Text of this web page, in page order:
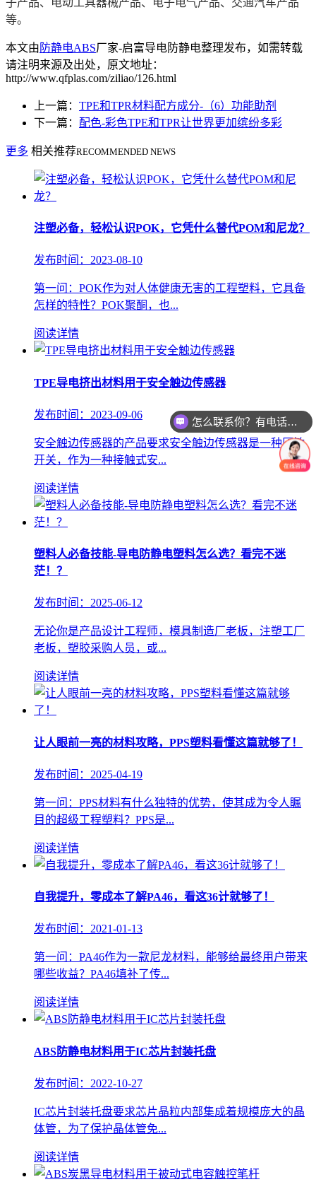
等。
本文由 防静电ABS厂家-启富导电防静电整理发布，如需转载
请注明来源及出处，原文地址：
http://www.qfplas.com/ziliao/126.html
上一篇： TPE和TPR材料配方成分-（6）功能助剂
下一篇： 配色-彩色TPE和TPR让世界更加缤纷多彩
更多 相关推荐RECOMMENDED NEWS
注塑必备，轻松认识POK，它凭什么替代POM和尼龙？
发布时间：2023-08-10
第一问：POK作为对人体健康无害的工程塑料，它具备
怎样的特性？POK聚酮，也...
阅读详情
TPE导电挤出材料用于安全触边传感器
发布时间：2023-09-06
安全触边传感器的产品要求安全触边传感器是一种压敏
开关，作为一种接触式安...
阅读详情
塑料人必备技能-导电防静电塑料怎么选？看完不迷
茫！？
发布时间：2025-06-12
无论你是产品设计工程师，模具制造厂老板，注塑工厂
老板，塑胶采购人员，或...
阅读详情
让人眼前一亮的材料攻略，PPS塑料看懂这篇就够了！
发布时间：2025-04-19
第一问：PPS材料有什么独特的优势，使其成为令人瞩
目的超级工程塑料？PPS是...
阅读详情
自我提升，零成本了解PA46，看这36计就够了！
发布时间：2021-01-13
第一问：PA46作为一款尼龙材料，能够给最终用户带来
哪些收益？PA46填补了传...
阅读详情
ABS防静电材料用于IC芯片封装托盘
发布时间：2022-10-27
IC芯片封装托盘要求芯片晶粒内部集成着规模庞大的晶
体管，为了保护晶体管免...
阅读详情
怎么联系你？有电话或者微信吗？